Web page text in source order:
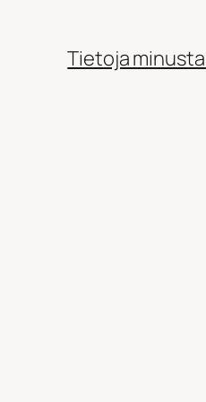
Tietoja